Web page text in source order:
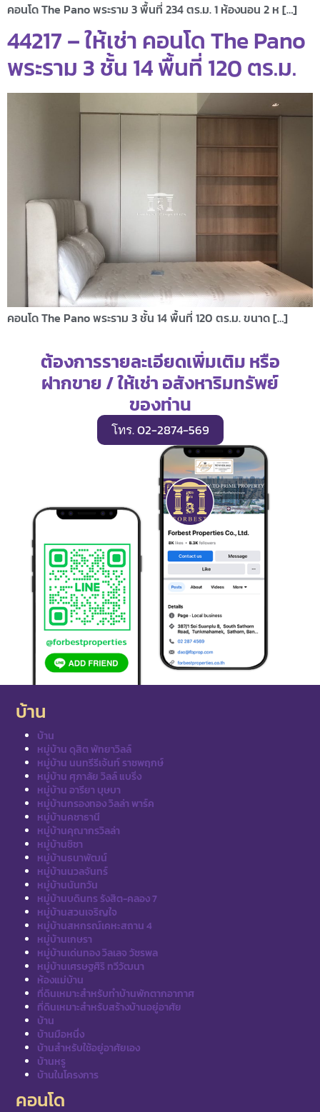
คอนโด The Pano พระราม 3 พื้นที่ 234 ตร.ม. 1 ห้องนอน 2 ห […]
44217 – ให้เช่า คอนโด The Pano
พระราม 3 ชั้น 14 พื้นที่ 120 ตร.ม.
คอนโด The Pano พระราม 3 ชั้น 14 พื้นที่ 120 ตร.ม. ขนาด […]
ต้องการรายละเอียดเพิ่มเติม หรือ
ฝากขาย / ให้เช่า อสังหาริมทรัพย์
ของท่าน
โทร. 02-2874-569
บ้าน
บ้าน
หมู่บ้าน ดุสิต พัทยาวิลล์
หมู่บ้าน นนทรีรีเจ้นท์ ราชพฤกษ์
หมู่บ้าน ศุภาลัย วิลล์ แบริ่ง
หมู่บ้าน อารียา บุษบา
หมู่บ้านกรองทอง วิลล่า พาร์ค
หมู่บ้านคชาธานี
หมู่บ้านคุณากรวิลล่า
หมู่บ้านชิชา
หมู่บ้านธนาพัฒน์
หมู่บ้านนวลจันทร์
หมู่บ้านนันทวัน
หมู่บ้านบดินทร รังสิต-คลอง 7
หมู่บ้านสวนเจริญใจ
หมู่บ้านสหกรณ์เคหะสถาน 4
หมู่บ้านเกษรา
หมู่บ้านเด่นทอง วิลเลจ วัชรพล
หมู่บ้านเศรษฐศิริ ทวีวัฒนา
ห้องแม่บ้าน
ที่ดินเหมาะสำหรับทำบ้านพักตากอากาศ
ที่ดินเหมาะสำหรับสร้างบ้านอยู่อาศัย
บ้าน
บ้านมือหนึ่ง
บ้านสำหรับใช้อยู่อาศัยเอง
บ้านหรู
บ้านในโครงการ
คอนโด